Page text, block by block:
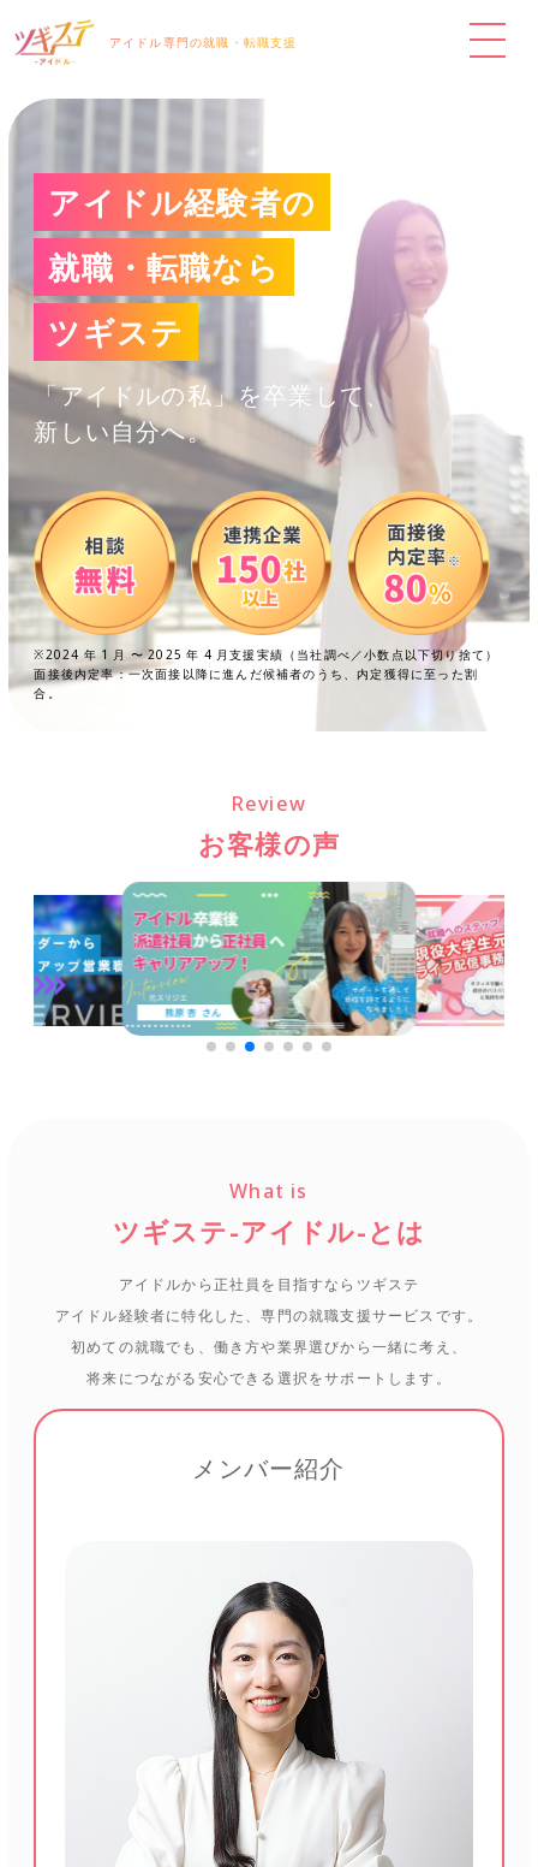
アイドル専門の就職・転職支援
アイドル経験者の
就職・転職なら
ツギステ
「アイドルの私」を卒業して、
新しい自分へ。
※2024 年 1 月 〜 2025 年 4 月支援実績（当社調べ／小数点以下切り捨て）
面接後内定率：一次面接以降に進んだ候補者のうち、内定獲得に至った割
合。
Review
お客様の声
What is
ツギステ-アイドル-とは
アイドルから正社員を目指すならツギステ
アイドル経験者に特化した、専門の就職支援サービスです。
初めての就職でも、働き方や業界選びから一緒に考え、
将来につながる安心できる選択をサポートします。
メンバー紹介